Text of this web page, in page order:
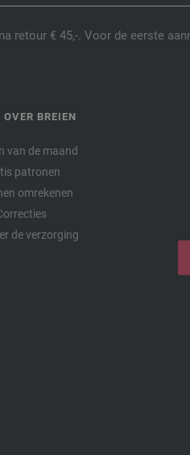
retour € 45,-. Voor de eerste
BREIEN
van de maand
patronen
omrekenen
de verzorging